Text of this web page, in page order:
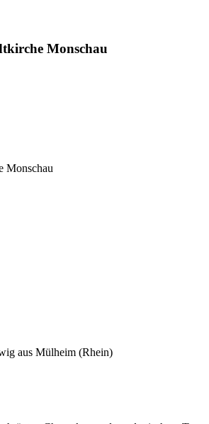
Monschau
Monschau
aus Mülheim (Rhein)